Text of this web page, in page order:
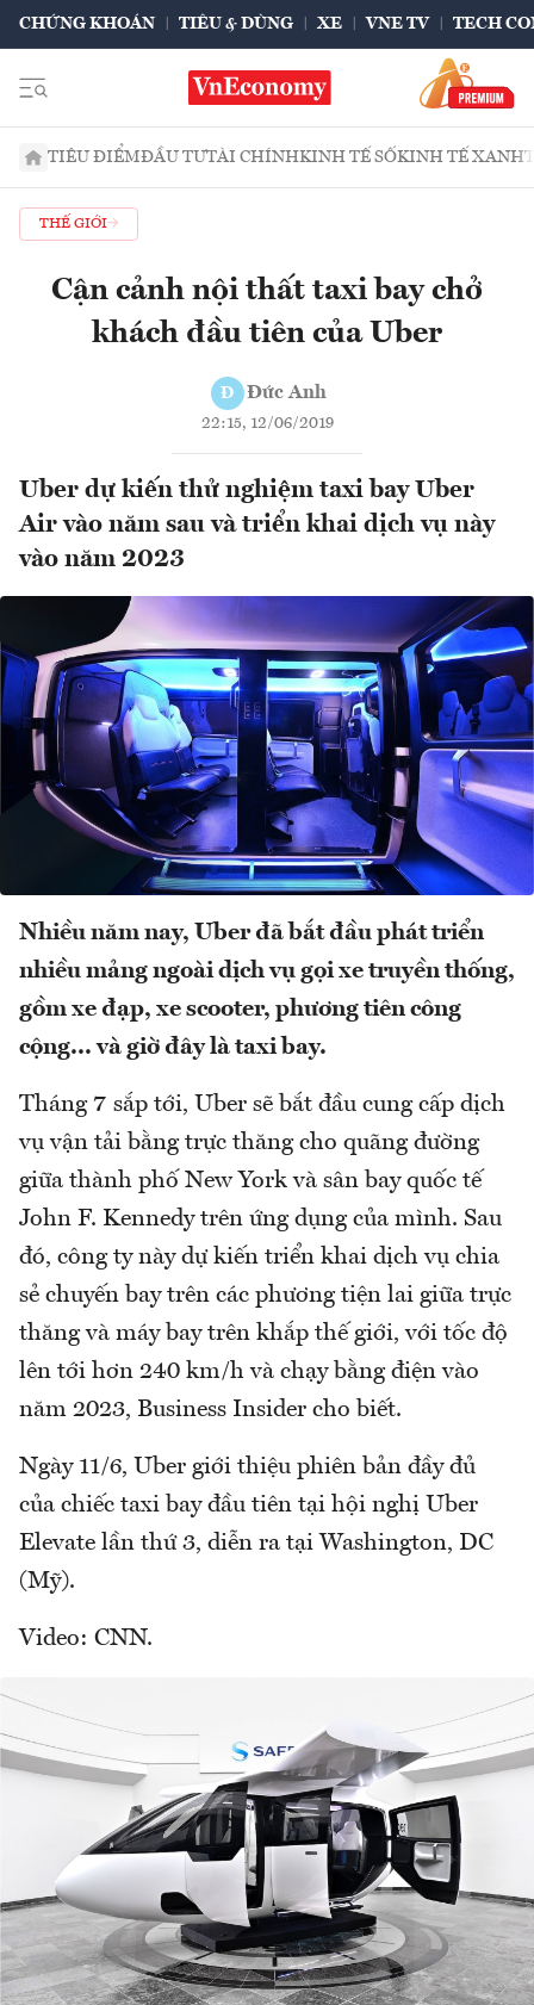
CHỨNG KHOÁN TIÊU & DÙNG XE VNE TV TECH
TIÊU ĐIỂMĐẦU TƯTÀI CHÍNHKINH TẾ SỐKINH TẾ XANH
THẾ GIỚI
Cận cảnh nội thất taxi bay chở
khách đầu tiên của Uber
Đ Đức Anh
22:15, 12/06/2019
Uber dự kiến thử nghiệm taxi bay Uber
Air vào năm sau và triển khai dịch vụ này
vào năm 2023
Nhiều năm nay, Uber đã bắt đầu phát triển
nhiều mảng ngoài dịch vụ gọi xe truyền thống,
gồm xe đạp, xe scooter, phương tiên công
cộng... và giờ đây là taxi bay.
Tháng 7 sắp tới, Uber sẽ bắt đầu cung cấp dịch
vụ vận tải bằng trực thăng cho quãng đường
giữa thành phố New York và sân bay quốc tế
John F. Kennedy trên ứng dụng của mình. Sau
đó, công ty này dự kiến triển khai dịch vụ chia
sẻ chuyến bay trên các phương tiện lai giữa trực
thăng và máy bay trên khắp thế giới, với tốc độ
lên tới hơn 240 km/h và chạy bằng điện vào
năm 2023, Business Insider cho biết.
Ngày 11/6, Uber giới thiệu phiên bản đầy đủ
của chiếc taxi bay đầu tiên tại hội nghị Uber
Elevate lần thứ 3, diễn ra tại Washington, DC
(Mỹ).
Video: CNN.